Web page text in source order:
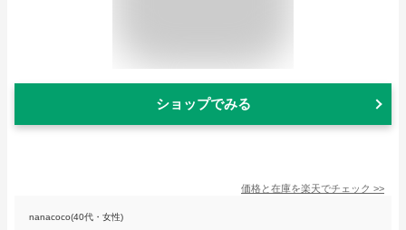
ショップでみる
価格と在庫を楽天でチェック >>
nanacoco(40代・女性)